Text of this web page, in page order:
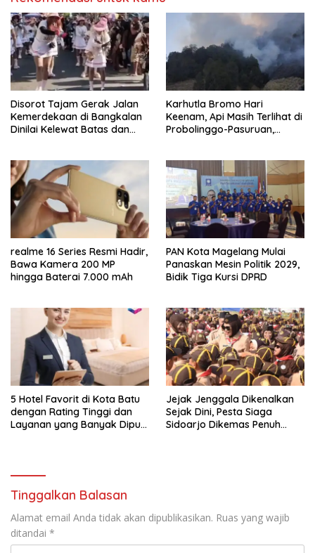
Disorot Tajam Gerak Jalan
Kemerdekaan di Bangkalan
Dinilai Kelewat Batas dan
Karhutla Bromo Hari
Keenam, Api Masih Terlihat di
Probolinggo-Pasuruan,
realme 16 Series Resmi Hadir,
Bawa Kamera 200 MP
hingga Baterai 7.000 mAh
PAN Kota Magelang Mulai
Panaskan Mesin Politik 2029,
Bidik Tiga Kursi DPRD
5 Hotel Favorit di Kota Batu
dengan Rating Tinggi dan
Layanan yang Banyak Dipuji
Jejak Jenggala Dikenalkan
Sejak Dini, Pesta Siaga
Sidoarjo Dikemas Penuh
Tinggalkan Balasan
Alamat email Anda tidak akan dipublikasikan. Ruas yang wajib
ditandai *